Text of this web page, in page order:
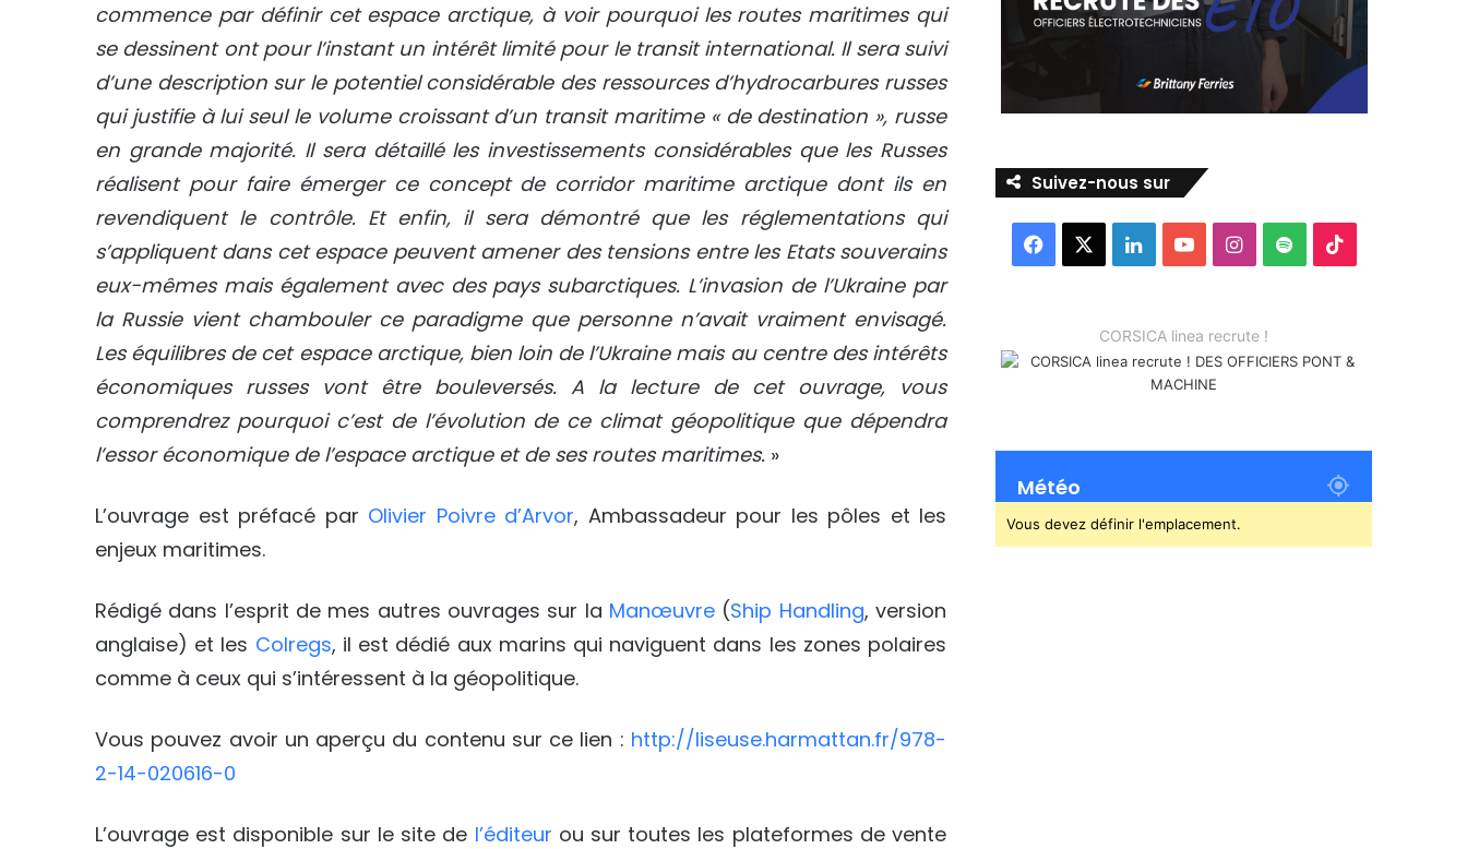
commence par définir cet espace arctique, à voir pourquoi les routes maritimes qui
se dessinent ont pour l’instant un intérêt limité pour le transit international. Il sera suivi
d’une description sur le potentiel considérable des ressources d’hydrocarbures russes
qui justifie à lui seul le volume croissant d’un transit maritime « de destination », russe
en grande majorité. Il sera détaillé les investissements considérables que les Russes
réalisent pour faire émerger ce concept de corridor maritime arctique dont ils en
revendiquent le contrôle. Et enfin, il sera démontré que les réglementations qui
s’appliquent dans cet espace peuvent amener des tensions entre les Etats souverains
eux-mêmes mais également avec des pays subarctiques. L’invasion de l’Ukraine par
la Russie vient chambouler ce paradigme que personne n’avait vraiment envisagé.
Les équilibres de cet espace arctique, bien loin de l’Ukraine mais au centre des intérêts
économiques russes vont être bouleversés. A la lecture de cet ouvrage, vous
comprendrez pourquoi c’est de l’évolution de ce climat géopolitique que dépendra
l’essor économique de l’espace arctique et de ses routes maritimes. »
L’ouvrage est préfacé par Olivier Poivre d’Arvor, Ambassadeur pour les pôles et les
enjeux maritimes.
Rédigé dans l’esprit de mes autres ouvrages sur la Manœuvre (Ship Handling, version
anglaise) et les Colregs, il est dédié aux marins qui naviguent dans les zones polaires
comme à ceux qui s’intéressent à la géopolitique.
Vous pouvez avoir un aperçu du contenu sur ce lien : http://liseuse.harmattan.fr/978-
2-14-020616-0
L’ouvrage est disponible sur le site de l’éditeur ou sur toutes les plateformes de vente
Suivez-nous sur
Facebook LinkedinYouTubeInstagram
SpotifyTikTok
CORSICA linea recrute !
Météo
Vous devez définir l'emplacement.